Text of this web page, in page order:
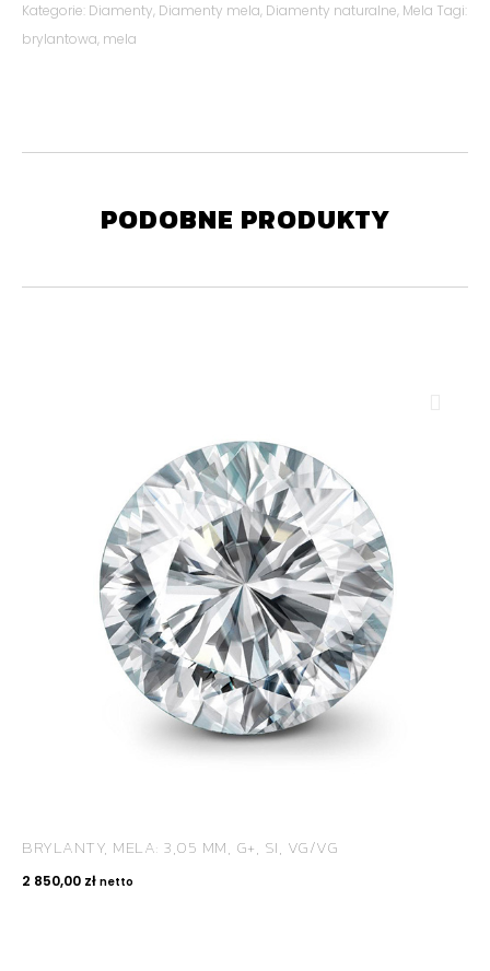
Kategorie: Diamenty, Diamenty mela, Diamenty naturalne, Mela Tagi:
brylantowa, mela
PODOBNE PRODUKTY
BRYLANTY, MELA: 3,05 MM, G+, SI, VG/VG
2 850,00 zł netto